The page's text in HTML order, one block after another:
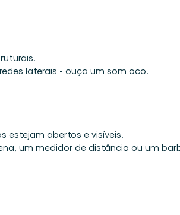
laterais - ouça um som oco.
estejam abertos e visíveis.
um medidor de distância ou um